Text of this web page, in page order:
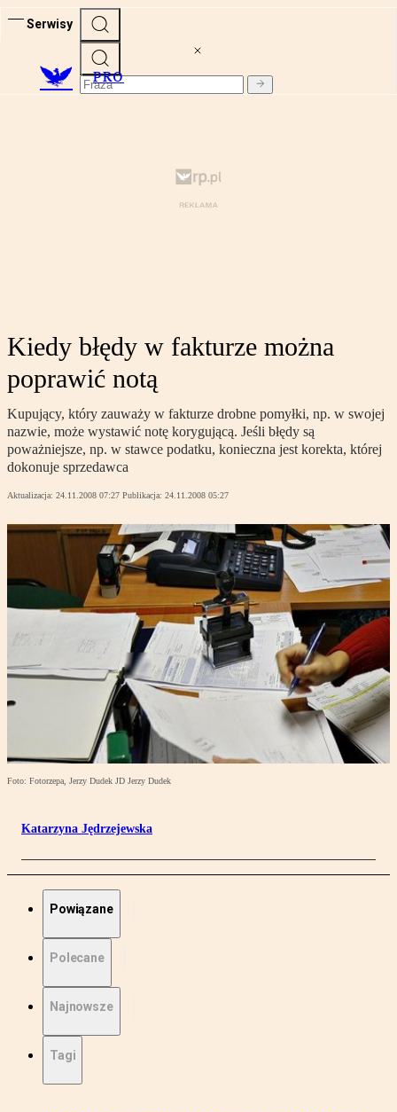
Serwisy
PRO
Kiedy błędy w fakturze można
poprawić notą
Kupujący, który zauważy w fakturze drobne pomyłki, np. w swojej
nazwie, może wystawić notę korygującą. Jeśli błędy są
poważniejsze, np. w stawce podatku, konieczna jest korekta, której
dokonuje sprzedawca
Aktualizacja: 24.11.2008 07:27 Publikacja: 24.11.2008 05:27
Foto: Fotorzepa, Jerzy Dudek JD Jerzy Dudek
Katarzyna Jędrzejewska
Powiązane
Polecane
Najnowsze
Tagi